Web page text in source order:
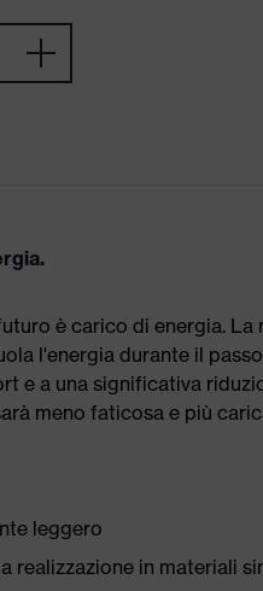
è carico di energia.
l'energia durante il
e a una significativa
meno faticosa e più
leggero
realizzazione in materiali